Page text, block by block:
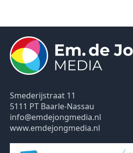
Smederijstraat 11
5111 PT Baarle-Nassau
info@emdejongmedia.nl
www.emdejongmedia.nl